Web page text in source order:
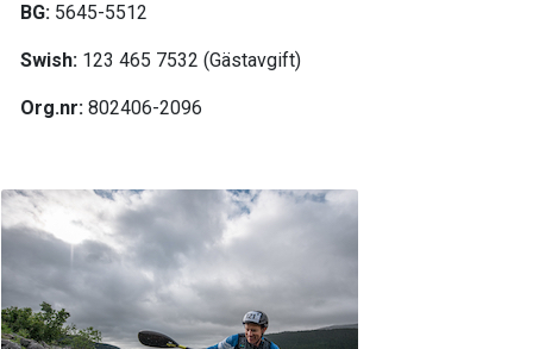
BG: 5645-5512
Swish: 123 465 7532 (Gästavgift)
Org.nr: 802406-2096